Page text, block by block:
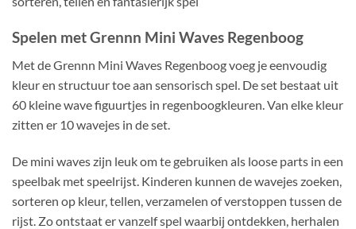
Spelen met Grennn Mini Waves Regenboog
Met de Grennn Mini Waves Regenboog voeg je eenvoudig
kleur en structuur toe aan sensorisch spel. De set bestaat uit
60 kleine wave figuurtjes in regenboogkleuren. Van elke kleur
zitten er 10 wavejes in de set.
De mini waves zijn leuk om te gebruiken als loose parts in een
speelbak met speelrijst. Kinderen kunnen de wavejes zoeken,
sorteren op kleur, tellen, verzamelen of verstoppen tussen de
rijst. Zo ontstaat er vanzelf spel waarbij ontdekken, herhalen